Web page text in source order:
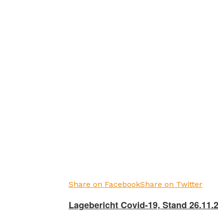
Share on FacebookShare on Twitter
Lagebericht Covid-19, Stand